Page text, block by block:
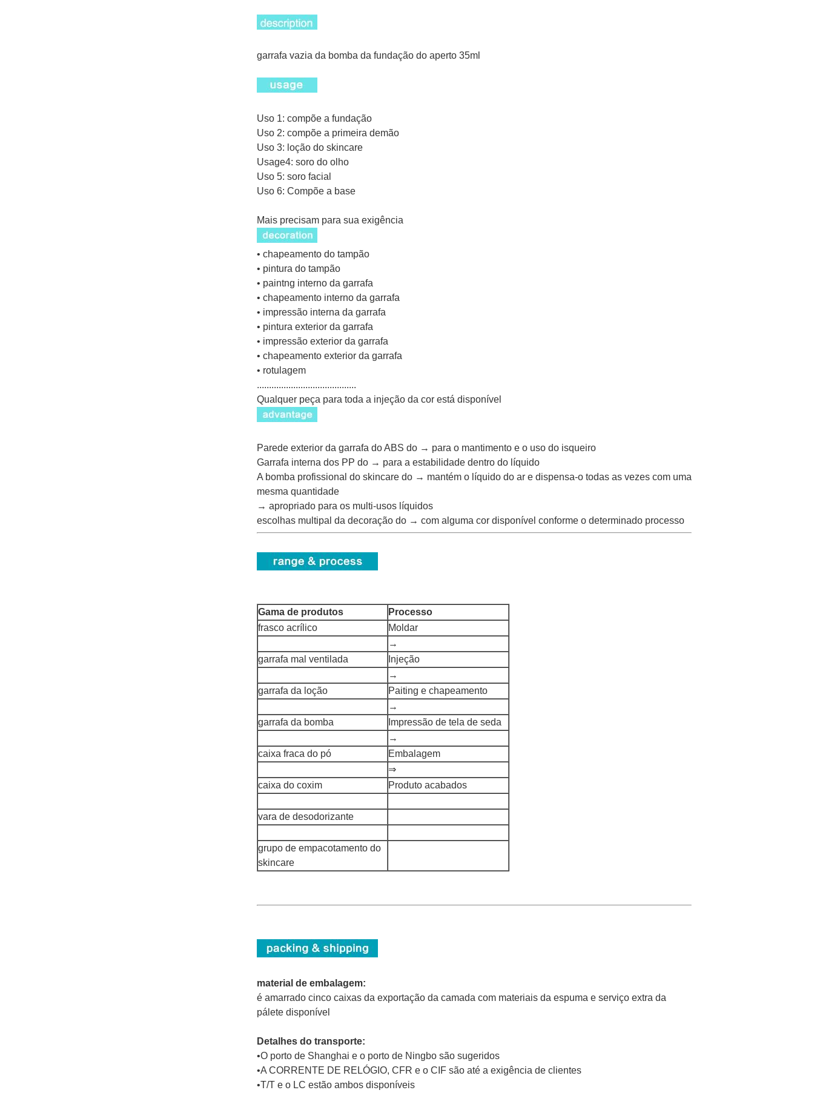
garrafa vazia da bomba da fundação do aperto 35ml
Uso 1: compõe a fundação
Uso 2: compõe a primeira demão
Uso 3: loção do skincare
Usage4: soro do olho
Uso 5: soro facial
Uso 6: Compõe a base
Mais precisam para sua exigência
• chapeamento do tampão
• pintura do tampão
• paintng interno da garrafa
• chapeamento interno da garrafa
• impressão interna da garrafa
• pintura exterior da garrafa
• impressão exterior da garrafa
• chapeamento exterior da garrafa
• rotulagem
.........................................
Qualquer peça para toda a injeção da cor está disponível
Parede exterior da garrafa do ABS do → para o mantimento e o uso do isqueiro
Garrafa interna dos PP do → para a estabilidade dentro do líquido
A bomba profissional do skincare do → mantém o líquido do ar e dispensa-o todas as vezes com uma
mesma quantidade
→ apropriado para os multi-usos líquidos
escolhas multipal da decoração do → com alguma cor disponível conforme o determinado processo
Gama de produtos
Processo
frasco acrílico
Moldar
→
garrafa mal ventilada
Injeção
→
garrafa da loção
Paiting e chapeamento
→
garrafa da bomba
Impressão de tela de seda
→
caixa fraca do pó
Embalagem
⇒
caixa do coxim
Produto acabados
vara de desodorizante
grupo de empacotamento do
skincare
material de embalagem:
é amarrado cinco caixas da exportação da camada com materiais da espuma e serviço extra da
pálete disponível
Detalhes do transporte:
•O porto de Shanghai e o porto de Ningbo são sugeridos
•A CORRENTE DE RELÓGIO, CFR e o CIF são até a exigência de clientes
•T/T e o LC estão ambos disponíveis